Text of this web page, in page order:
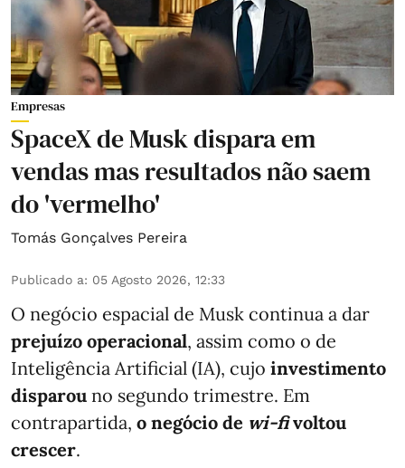
Empresas
SpaceX de Musk dispara em
vendas mas resultados não saem
do 'vermelho'
Tomás Gonçalves Pereira
Publicado a: 05 Agosto 2026, 12:33
O negócio espacial de Musk continua a dar
prejuízo operacional, assim como o de
Inteligência Artificial (IA), cujo investimento
disparou no segundo trimestre. Em
contrapartida, o negócio de wi-fivoltou
crescer.